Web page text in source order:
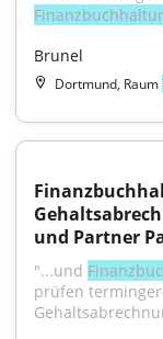
Brunel
Dortmund, Raum
und Partner
"...und
prüfen